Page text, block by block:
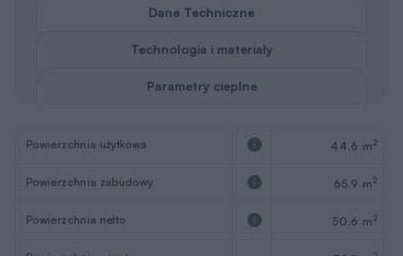
Dane Techniczne
Technologia i materiały
Parametry cieplne
Powierzchnia użytkowa 44,6 m2
Powierzchnia zabudowy 65,9 m2
Powierzchnia netto 50,6 m2